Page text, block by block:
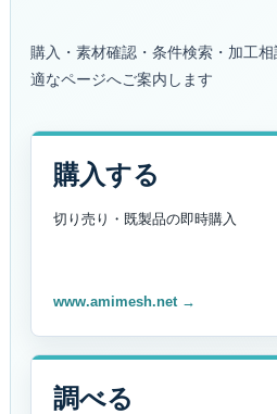
購入・素材確認・条件検索・加工
適なページへご案内します
購入する
切り売り・既製品の即時購入
www.amimesh.net →
調べる